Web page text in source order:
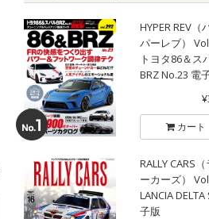
HYPER REV（
パーレブ）
トヨタ86＆ス
BRZ No.23 電
カート
RALLY CARS（
ーカーズ）
LANCIA DELTA
子版